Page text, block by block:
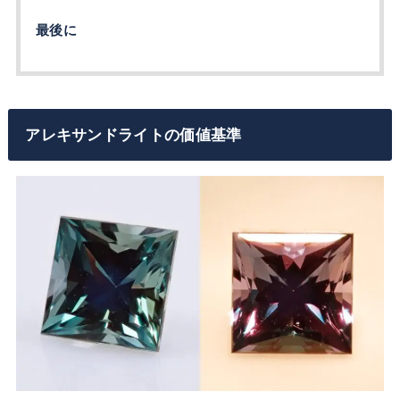
最後に
アレキサンドライトの価値基準